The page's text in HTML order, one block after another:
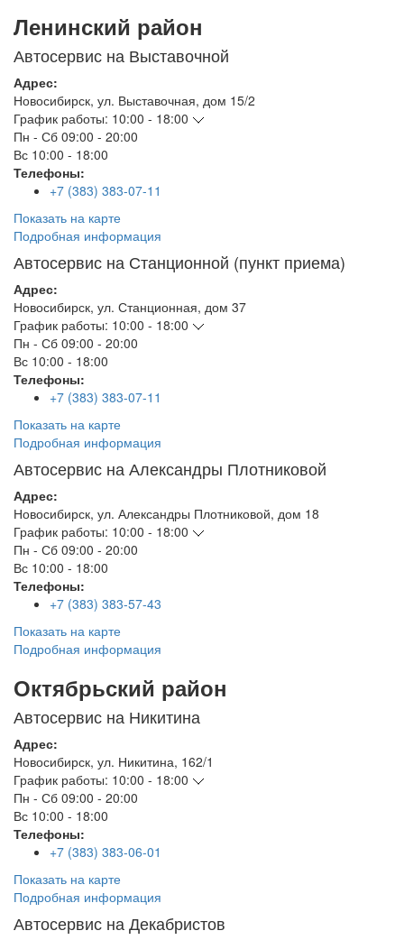
Ленинский район
Автосервис на Выставочной
Адрес:
Новосибирск, ул. Выставочная, дом 15/2
График работы: 10:00 - 18:00
Пн - Сб 09:00 - 20:00
Вс 10:00 - 18:00
Телефоны:
+7 (383) 383-07-11
Показать на карте
Подробная информация
Автосервис на Станционной (пункт приема)
Адрес:
Новосибирск, ул. Станционная, дом 37
График работы: 10:00 - 18:00
Пн - Сб 09:00 - 20:00
Вс 10:00 - 18:00
Телефоны:
+7 (383) 383-07-11
Показать на карте
Подробная информация
Автосервис на Александры Плотниковой
Адрес:
Новосибирск, ул. Александры Плотниковой, дом 18
График работы: 10:00 - 18:00
Пн - Сб 09:00 - 20:00
Вс 10:00 - 18:00
Телефоны:
+7 (383) 383-57-43
Показать на карте
Подробная информация
Октябрьский район
Автосервис на Никитина
Адрес:
Новосибирск, ул. Никитина, 162/1
График работы: 10:00 - 18:00
Пн - Сб 09:00 - 20:00
Вс 10:00 - 18:00
Телефоны:
+7 (383) 383-06-01
Показать на карте
Подробная информация
Автосервис на Декабристов